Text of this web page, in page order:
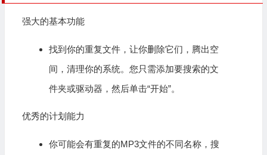
强大的基本功能
找到你的重复文件，让你删除它们，腾出空
间，清理你的系统。您只需添加要搜索的文
件夹或驱动器，然后单击“开始”。
优秀的计划能力
你可能会有重复的MP3文件的不同名称，搜